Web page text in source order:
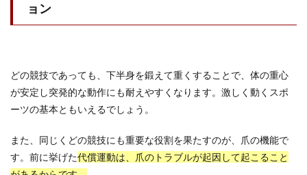
ョン
どの競技であっても、下半身を鍛えて重くすることで、体の重心
が安定し突発的な動作にも耐えやすくなります。激しく動くスポ
ーツの基本ともいえるでしょう。
また、同じくどの競技にも重要な役割を果たすのが、爪の機能で
す。前に挙げた代償運動は、爪のトラブルが起因して起こること